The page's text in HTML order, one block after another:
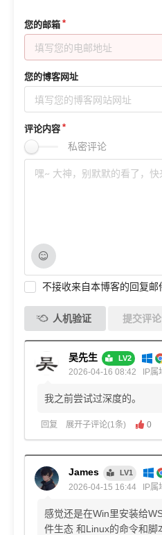
您的邮箱
您的博客网址
评论内容
私密评论
不接收来自本博客的回复邮
人机验证 提交评论
吴先生 LV2
2026-04-16 08:42 IP
我之前尝试过深度的。
回复 展开子评论(1条) 0
James LV1
2026-04-15 16:44 IP属
感觉还是在Win里安装给
件生态 和Linux的命令和脚